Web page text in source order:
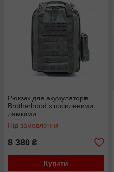
Рюкзак для акумуляторів
Brotherhood з посиленими
лямками
Під замовлення
8 380 ₴
Купити